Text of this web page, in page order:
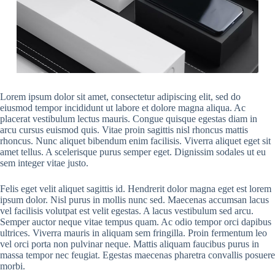
Lorem ipsum dolor sit amet, consectetur adipiscing elit, sed do
eiusmod tempor incididunt ut labore et dolore magna aliqua. Ac
placerat vestibulum lectus mauris. Congue quisque egestas diam in
arcu cursus euismod quis. Vitae proin sagittis nisl rhoncus mattis
rhoncus. Nunc aliquet bibendum enim facilisis. Viverra aliquet eget sit
amet tellus. A scelerisque purus semper eget. Dignissim sodales ut eu
sem integer vitae justo.
Felis eget velit aliquet sagittis id. Hendrerit dolor magna eget est lorem
ipsum dolor. Nisl purus in mollis nunc sed. Maecenas accumsan lacus
vel facilisis volutpat est velit egestas. A lacus vestibulum sed arcu.
Semper auctor neque vitae tempus quam. Ac odio tempor orci dapibus
ultrices. Viverra mauris in aliquam sem fringilla. Proin fermentum leo
vel orci porta non pulvinar neque. Mattis aliquam faucibus purus in
massa tempor nec feugiat. Egestas maecenas pharetra convallis posuere
morbi.